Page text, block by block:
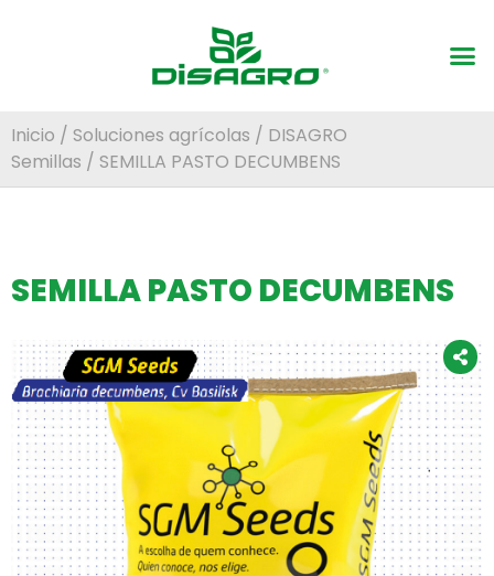
Inicio / Soluciones agrícolas / DISAGRO
Semillas / SEMILLA PASTO DECUMBENS
SEMILLA PASTO DECUMBENS